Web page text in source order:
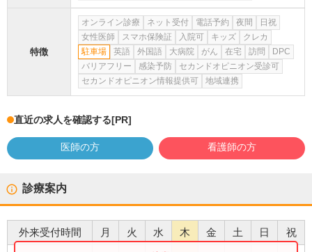
特徴
オンライン診療 ネット受付 電話予約 夜間
日祝
女性医師
スマホ保険証 入院可 キッズ
クレカ
駐車場
英語 外国語 大病院 がん 在宅 訪問
DPC
バリアフリー
感染予防
セカンドオピニオン受診可
セカンドオピニオン情報提供可
地域連携
直近の求人を確認する[PR]
医師の方 看護師の方
診療案内
外来受付時間 月 火 水 木 金 土 日 祝